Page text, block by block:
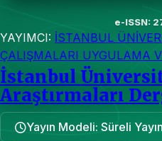
e-ISSN:
YAYIMCI: İSTANBUL
ÇALIŞMALARI UYGULAMA
İstanbul
Araştırmaları
Yayın Modeli: Süreli